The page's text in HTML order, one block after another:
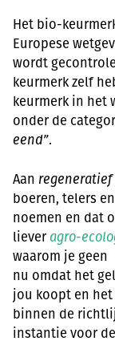
Het bio-
Europese
wordt
keurmerk zelf
keurmerk in het
onder de
eend”.
Aan regeneratief
boeren, telers
noemen en dat
lieveragro-
waarom je geen
nu omdat het
jou koopt en
binnen de
instantie voor